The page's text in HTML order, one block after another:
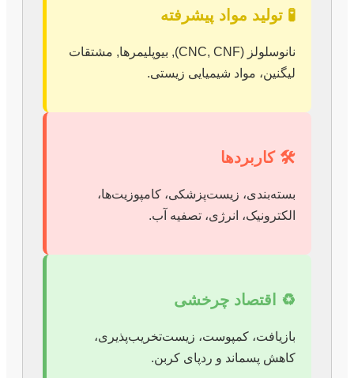
🧪 تولید مواد پیشرفته
نانوسلولز (CNC, CNF), بیوپلیمرها, مشتقات
لیگنین، مواد شیمیایی زیستی.
🛠️ کاربردها
بسته‌بندی، زیست‌پزشکی، کامپوزیت‌ها،
الکترونیک، انرژی، تصفیه آب.
♻️ اقتصاد چرخشی
بازیافت، کمپوست، زیست‌تخریب‌پذیری،
کاهش پسماند و ردپای کربن.